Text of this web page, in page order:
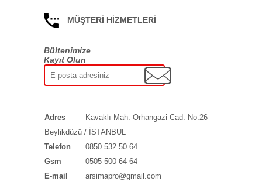
MÜŞTERİ HİZMETLERİ
Bültenimize
Kayıt Olun
Adres
Kavaklı Mah. Orhangazi Cad. No:26
Beylikdüzü / İSTANBUL
Telefon
0850 532 50 64
Gsm
0505 500 64 64
E-mail
arsimapro@gmail.com